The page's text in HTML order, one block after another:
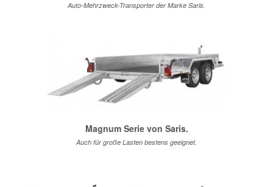
Auto-Mehrzweck-Transporter der Marke Saris.
Magnum Serie von Saris.
Auch für große Lasten bestens geeignet.